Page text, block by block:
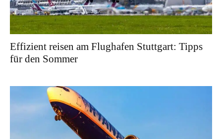
Effizient reisen am Flughafen Stuttgart: Tipps
für den Sommer